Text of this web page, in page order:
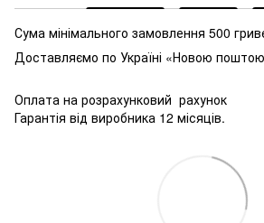
Сума мінімального замовлення 500
Доставляємо по Україні «Новою
Оплата на розрахунковий рахунок
Гарантія від виробника 12 місяців.